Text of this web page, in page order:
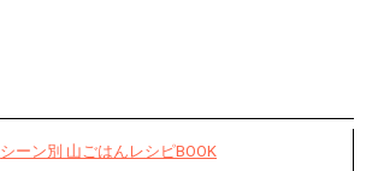
シーン別 山ごはんレシピBOOK